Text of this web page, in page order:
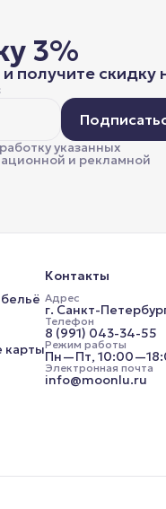
3%
получите скидку
указанных
и рекламной
карты
Контакты
Адрес
г. Санкт-
Телефон
8 (991) 043-34-55
Режим работы
Пн—Пт,
Электронная почта
info@moonlu.ru